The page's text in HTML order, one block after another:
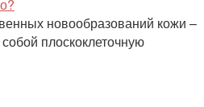
новообразований кожи –
плоскоклеточную